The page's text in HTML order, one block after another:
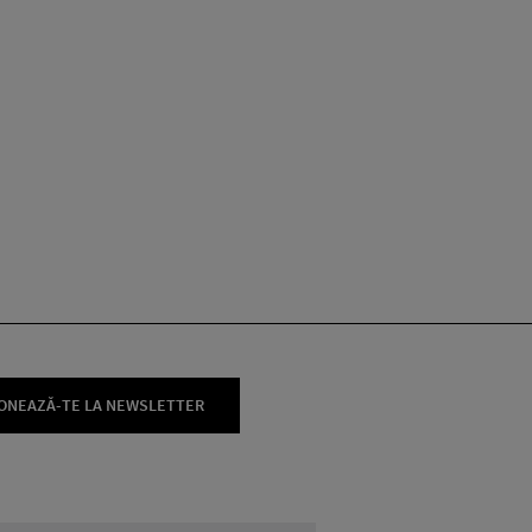
TE LA NEWSLETTER